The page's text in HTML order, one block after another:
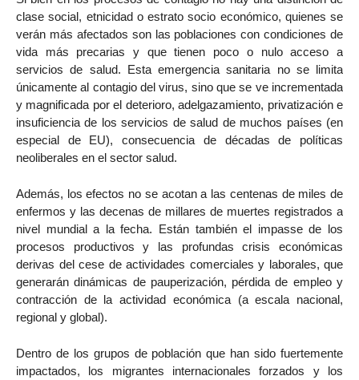
clase social, etnicidad o estrato socio económico, quienes se
verán más afectados son las poblaciones con condiciones de
vida más precarias y que tienen poco o nulo acceso a
servicios de salud. Esta emergencia sanitaria no se limita
únicamente al contagio del virus, sino que se ve incrementada
y magnificada por el deterioro, adelgazamiento, privatización e
insuficiencia de los servicios de salud de muchos países (en
especial de EU), consecuencia de décadas de políticas
neoliberales en el sector salud.
Además, los efectos no se acotan a las centenas de miles de
enfermos y las decenas de millares de muertes registrados a
nivel mundial a la fecha. Están también el impasse de los
procesos productivos y las profundas crisis económicas
derivas del cese de actividades comerciales y laborales, que
generarán dinámicas de pauperización, pérdida de empleo y
contracción de la actividad económica (a escala nacional,
regional y global).
Dentro de los grupos de población que han sido fuertemente
impactados, los migrantes internacionales forzados y los